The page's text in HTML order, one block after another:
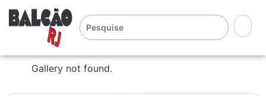
Gallery not found.